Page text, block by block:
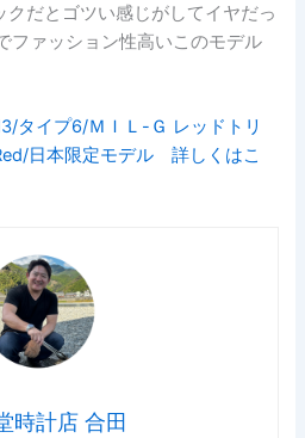
だとゴツい感じがしてイヤだっ
ファッション性高いこのモデル
タイプ6/ＭＩＬ-Ｇ レッドトリ
日本限定モデル 詳しくはこ
時計店 合田